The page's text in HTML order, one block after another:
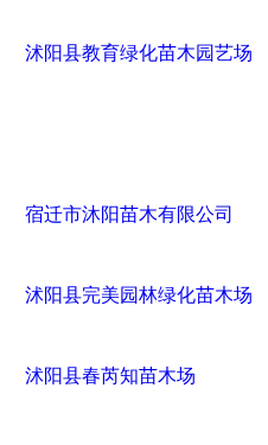
沭阳县教育绿化苗木园艺场
宿迁市沐阳苗木有限公司
沭阳县完美园林绿化苗木场
沭阳县春芮知苗木场